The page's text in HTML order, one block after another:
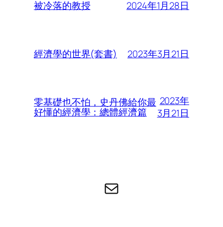
被冷落的教授 2024年1月28日
經濟學的世界(套書) 2023年3月21日
零基礎也不怕，史丹佛給你最
好懂的經濟學：總體經濟篇
2023年
3月21日
电子邮件